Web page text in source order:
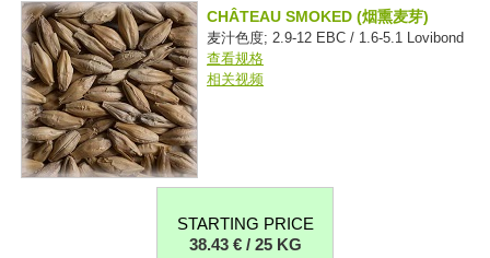
CHÂTEAU SMOKED (烟熏麦芽)
麦汁色度; 2.9-12 EBC / 1.6-5.1 Lovibond
查看规格
相关视频
STARTING PRICE
38.43 € / 25 KG